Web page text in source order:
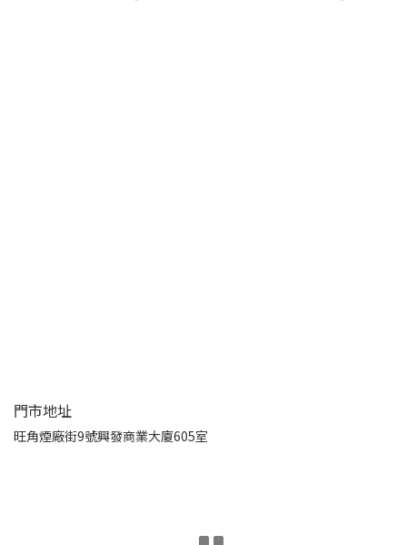
門市地址
旺角煙廠街9號興發商業大廈605室